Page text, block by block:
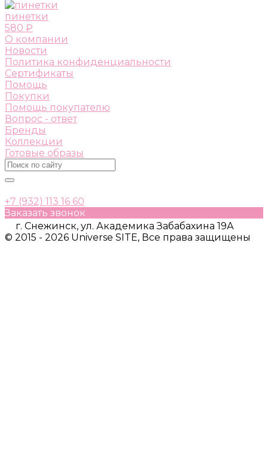
пинетки
580 ₽
О компании
Новости
Политика конфиденциальности
Сертификаты
Помощь
Покупки
Помощь покупателю
Вопрос - ответ
Бренды
Коллекции
Готовые образы
+7 (932) 113 16 60
Заказать звонок
г. Снежинск, ул. Академика Забабахина 19А
© 2015 - 2026 Universe SITE, Все права защищены